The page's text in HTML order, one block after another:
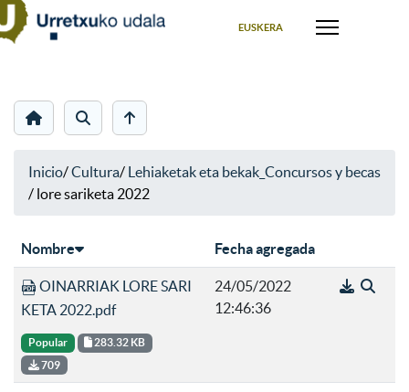
EUSKERA
Inicio/Cultura/ Lehiaketak eta bekak_Concursos y becas
/ lore sariketa 2022
Nombre Fecha agregada
OINARRIAK LORE SARI
KETA 2022.pdf
Popular
283.32 KB
709
24/05/2022
12:46:36